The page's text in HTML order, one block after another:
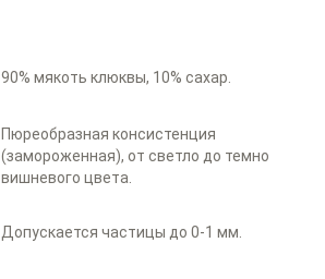
90% мякоть клюквы, 10% сахар.
Пюреобразная консистенция
(замороженная), от светло до темно
вишневого цвета.
Допускается частицы до 0-1 мм.